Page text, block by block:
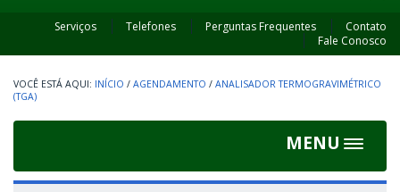
Serviços Telefones Perguntas Frequentes
Contato
Fale Conosco
INÍCIO / AGENDAMENTO / ANALISADOR TERMOGRAVIMÉTRICO
(TGA)
MENU
Toggle